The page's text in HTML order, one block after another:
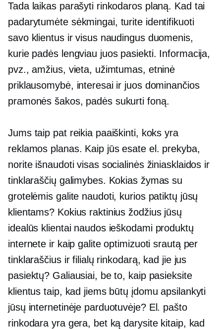
Tada laikas parašyti rinkodaros planą. Kad tai
padarytumėte sėkmingai, turite identifikuoti
savo klientus ir visus naudingus duomenis,
kurie padės lengviau juos pasiekti. Informacija,
pvz., amžius, vieta, užimtumas, etninė
priklausomybė, interesai ir juos dominančios
pramonės šakos, padės sukurti foną.
Jums taip pat reikia paaiškinti, koks yra
reklamos planas. Kaip jūs esate el. prekyba,
norite išnaudoti visas socialinės žiniasklaidos ir
tinklaraščių galimybes. Kokias žymas su
grotelėmis galite naudoti, kurios patiktų jūsų
klientams? Kokius raktinius žodžius jūsų
idealūs klientai naudos ieškodami produktų
internete ir kaip galite optimizuoti srautą per
tinklaraščius ir filialų rinkodarą, kad jie jus
pasiektų? Galiausiai, be to, kaip pasieksite
klientus taip, kad jiems būtų įdomu apsilankyti
jūsų internetinėje parduotuvėje? El. pašto
rinkodara yra gera, bet ką darysite kitaip, kad